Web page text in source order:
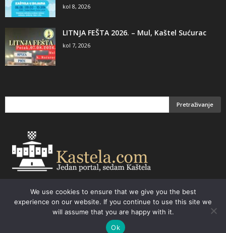
kol 8, 2026
LITNJA FEŠTA 2026. – Mul, Kaštel Sućurac
kol 7, 2026
kastela@kastela.com Tel: +385 21 232-437 Izrada web stranica,
prodaja informatičke opreme. Vaš izbor –
Parchy Computers
We use cookies to ensure that we give you the best
experience on our website. If you continue to use this site we
will assume that you are happy with it.
Ok